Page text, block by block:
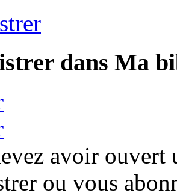
dans Ma
avoir ouvert
ou vous